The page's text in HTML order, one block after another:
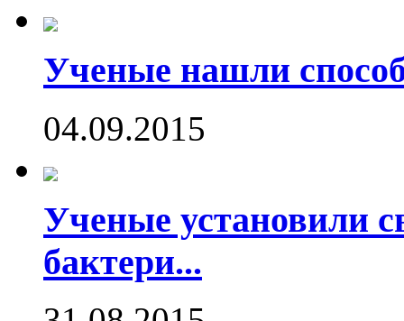
Ученые нашли
04.09.2015
Ученые установили
бактери...